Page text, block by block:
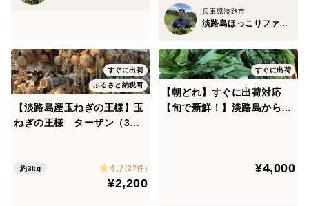
兵庫県淡路市
淡路島ほっこりファーム
すぐに出荷
ふるさと納税可
【淡路島産玉ねぎの王様】玉
ねぎの王様 ターザン（3キ
約3kg 4.7(27件)
¥2,200
すぐに出荷
【朝どれ】すぐに出荷対応
【旬で新鮮！】淡路島からお
¥4,000